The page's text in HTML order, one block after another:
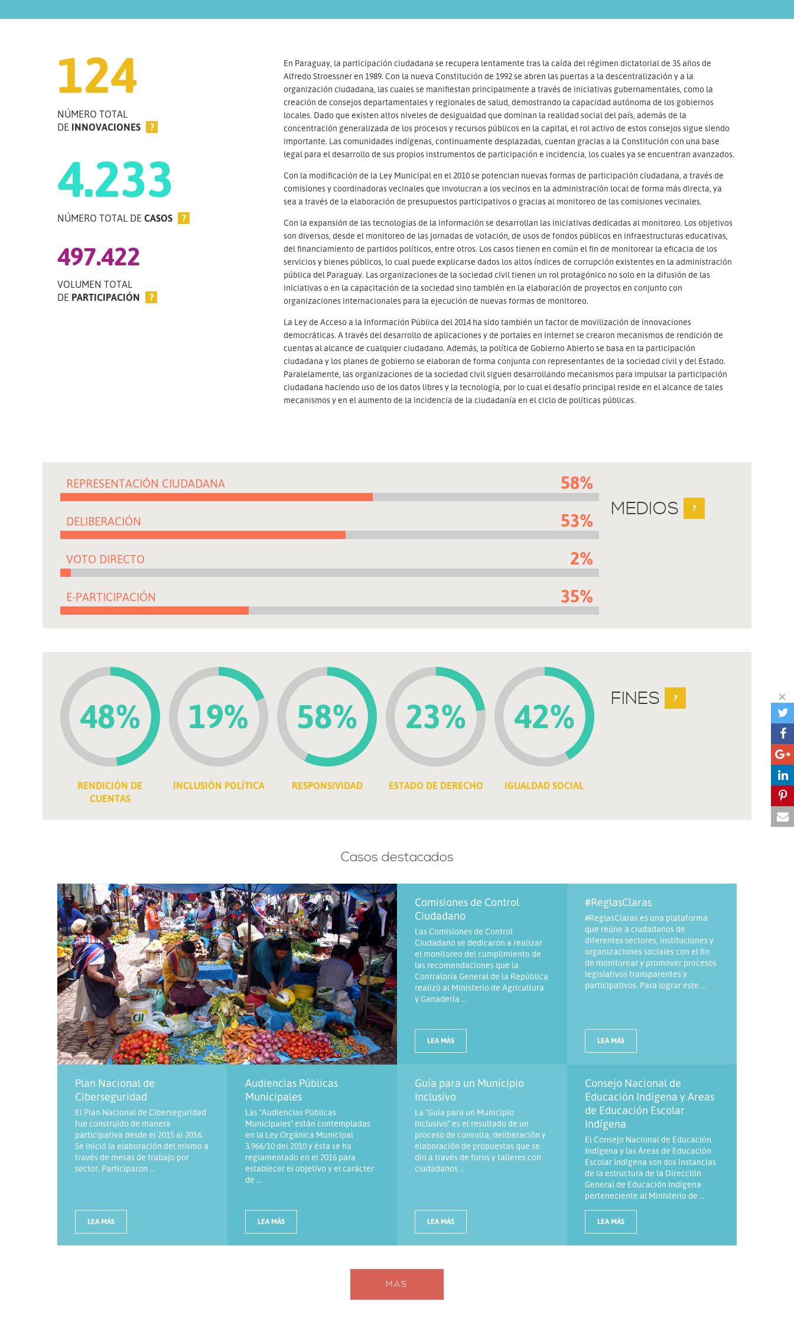
124
NÚMERO TOTAL
DE INNOVACIONES ?
4.233
NÚMERO TOTAL DE CASOS ?
497.422
VOLUMEN TOTAL
DE PARTICIPACIÓN ?
En Paraguay, la participación ciudadana se recupera lentamente tras la caída del régimen dictatorial de 35 años de
Alfredo Stroessner en 1989. Con la nueva Constitución de 1992 se abren las puertas a la descentralización y a la
organización ciudadana, las cuales se manifiestan principalmente a través de iniciativas gubernamentales, como la
creación de consejos departamentales y regionales de salud, demostrando la capacidad autónoma de los gobiernos
locales. Dado que existen altos niveles de desigualdad que dominan la realidad social del país, además de la
concentración generalizada de los procesos y recursos públicos en la capital, el rol activo de estos consejos sigue siendo
importante. Las comunidades indígenas, continuamente desplazadas, cuentan gracias a la Constitución con una base
legal para el desarrollo de sus propios instrumentos de participación e incidencia, los cuales ya se encuentran avanzados.
Con la modificación de la Ley Municipal en el 2010 se potencian nuevas formas de participación ciudadana, a través de
comisiones y coordinadoras vecinales que involucran a los vecinos en la administración local de forma más directa, ya
sea a través de la elaboración de presupuestos participativos o gracias al monitoreo de las comisiones vecinales.
Con la expansión de las tecnologías de la información se desarrollan las iniciativas dedicadas al monitoreo. Los objetivos
son diversos, desde el monitoreo de las jornadas de votación, de usos de fondos públicos en infraestructuras educativas,
del financiamiento de partidos políticos, entre otros. Los casos tienen en común el fin de monitorear la eficacia de los
servicios y bienes públicos, lo cual puede explicarse dados los altos índices de corrupción existentes en la administración
pública del Paraguay. Las organizaciones de la sociedad civil tienen un rol protagónico no solo en la difusión de las
iniciativas o en la capacitación de la sociedad sino también en la elaboración de proyectos en conjunto con
organizaciones internacionales para la ejecución de nuevas formas de monitoreo.
La Ley de Acceso a la Información Pública del 2014 ha sido también un factor de movilización de innovaciones
democráticas. A través del desarrollo de aplicaciones y de portales en internet se crearon mecanismos de rendición de
cuentas al alcance de cualquier ciudadano. Además, la política de Gobierno Abierto se basa en la participación
ciudadana y los planes de gobierno se elaboran de forma conjunta con representantes de la sociedad civil y del Estado.
Paralelamente, las organizaciones de la sociedad civil siguen desarrollando mecanismos para impulsar la participación
ciudadana haciendo uso de los datos libres y la tecnología, por lo cual el desafío principal reside en el alcance de tales
mecanismos y en el aumento de la incidencia de la ciudadanía en el ciclo de políticas públicas.
REPRESENTACIÓN CIUDADANA 58%
DELIBERACIÓN 53%
VOTO DIRECTO 2%
E-PARTICIPACIÓN 35%
MEDIOS ?
48%
RENDICIÓN DE
CUENTAS
19%
INCLUSIÓN POLÍTICA
58%
RESPONSIVIDAD
23%
ESTADO DE DERECHO
42%
IGUALDAD SOCIAL
FINES ?
Casos destacados
Comisiones de Control
Ciudadano
Las Comisiones de Control
Ciudadano se dedicaron a realizar
el monitoreo del cumplimiento de
las recomendaciones que la
Contraloría General de la República
realizó al Ministerio de Agricultura
y Ganadería ...
LEA MÁS
#ReglasClaras
#ReglasClaras es una plataforma
que reúne a ciudadanos de
diferentes sectores, instituciones y
organizaciones sociales con el fin
de monitorear y promover procesos
legislativos transparentes y
participativos. Para lograr este ...
LEA MÁS
Plan Nacional de
Ciberseguridad
El Plan Nacional de Ciberseguridad
fue construido de manera
participativa desde el 2015 al 2016.
Se inició la elaboración del mismo a
través de mesas de trabajo por
sector. Participaron ...
LEA MÁS
Audiencias Públicas
Municipales
Las "Audiencias Públicas
Municipales" están contempladas
en la Ley Orgánica Municipal
3.966/10 del 2010 y ésta se ha
reglamentado en el 2016 para
establecer el objetivo y el carácter
de ...
LEA MÁS
Guía para un Municipio
Inclusivo
La "Guía para un Municipio
Inclusivo" es el resultado de un
proceso de consulta, deliberación y
elaboración de propuestas que se
dio a través de foros y talleres con
ciudadanos ...
LEA MÁS
Consejo Nacional de
Educación Indígena y Areas
de Educación Escolar
Indígena
El Consejo Nacional de Educación
Indígena y las Áreas de Educación
Escolar Indígena son dos instancias
de la estructura de la Dirección
General de Educación Indígena
perteneciente al Ministerio de ...
LEA MÁS
MÁS